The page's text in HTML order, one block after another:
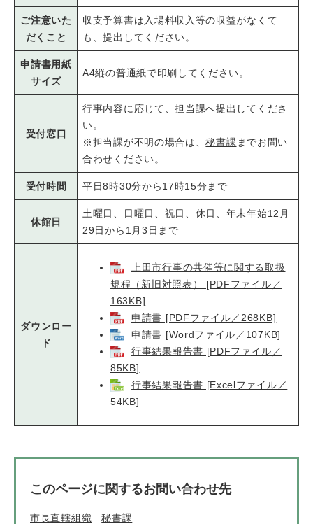
ご注意いた
だくこと
収支予算書は入場料収入等の収益がなくて
も、提出してください。
申請書用紙
サイズ
A4縦の普通紙で印刷してください。
受付窓口
行事内容に応じて、担当課へ提出してくださ
い。
※担当課が不明の場合は、秘書課 までお問い
合わせください。
受付時間 平日8時30分から17時15分まで
休館日
土曜日、日曜日、祝日、休日、年末年始12月
29日から1月3日まで
ダウンロー
ド
上田市行事の共催等に関する取扱
規程（新旧対照表） [PDFファイル／
163KB]
申請書 [PDFファイル／268KB]
申請書 [Wordファイル／107KB]
行事結果報告書 [PDFファイル／
85KB]
行事結果報告書 [Excelファイル／
54KB]
このページに関するお問い合わせ先
市長直轄組織 秘書課